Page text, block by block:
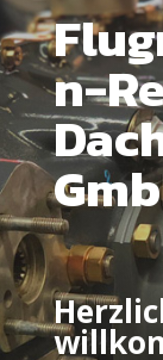
n-